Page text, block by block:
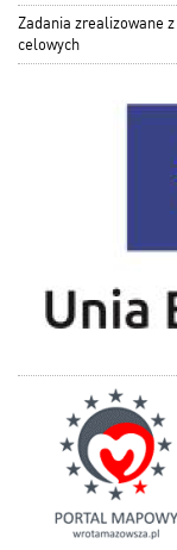
Zadania zrealizowane
celowych